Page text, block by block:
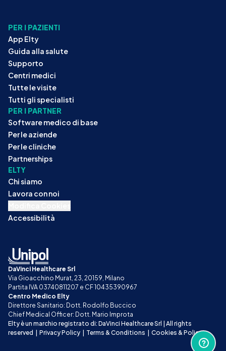
PER I PAZIENTI
App Elty
Guida alla salute
Supporto
Centri medici
Tutte le visite
Tutti gli specialisti
PER I PARTNER
Software medico di base
Per le aziende
Per le cliniche
Partnerships
ELTY
Chi siamo
Lavora con noi
Accessibilità
DaVinci Healthcare Srl
Via Gioacchino Murat, 23, 20159, Milano
Partita IVA 03740811207 e CF 10435390967
Centro Medico Elty
Direttore Sanitario: Dott. Rodolfo Buccico
Chief Medical Officer: Dott. Mario Improta
Elty è un marchio registrato di: DaVinci Healthcare Srl | All rights
reserved | Privacy Policy | Terms & Conditions | Cookies & Policy